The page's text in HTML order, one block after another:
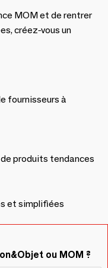
MOM et de rentrer
créez-vous un
fournisseurs à
produits tendances
et simplifiées
ou MOM ?